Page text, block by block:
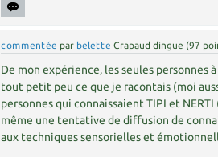
commentée par belette Crapaud dingue (97
De mon expérience, les seules personnes
tout petit peu ce que je racontais (moi
personnes qui connaissaient TIPI et
même une tentative de diffusion de
aux techniques sensorielles et